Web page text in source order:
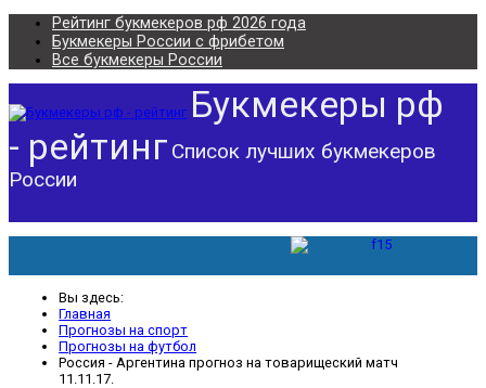
Рейтинг букмекеров рф 2026 года
Букмекеры России с фрибетом
Все букмекеры России
Букмекеры рф
- рейтинг Список лучших букмекеров
России
Вы здесь:
Главная
Прогнозы на спорт
Прогнозы на футбол
Россия - Аргентина прогноз на товарищеский матч
11.11.17.